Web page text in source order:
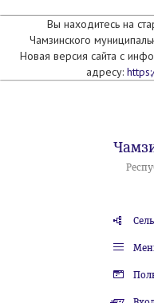
Вы находитесь на
Чамзинского
Новая версия сайта с
адресу: